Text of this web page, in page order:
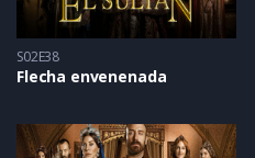
S02E38
Flecha envenenada